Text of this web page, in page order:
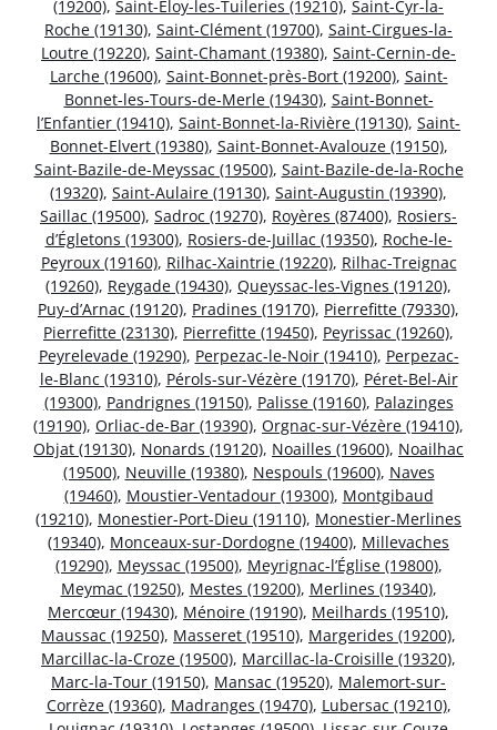
(19200), Saint-Éloy-les-Tuileries (19210), Saint-Cyr-la-
Roche (19130), Saint-Clément (19700), Saint-Cirgues-la-
Loutre (19220), Saint-Chamant (19380), Saint-Cernin-de-
Larche (19600), Saint-Bonnet-près-Bort (19200), Saint-
Bonnet-les-Tours-de-Merle (19430), Saint-Bonnet-
l’Enfantier (19410), Saint-Bonnet-la-Rivière (19130), Saint-
Bonnet-Elvert (19380), Saint-Bonnet-Avalouze (19150),
Saint-Bazile-de-Meyssac (19500), Saint-Bazile-de-la-Roche
(19320), Saint-Aulaire (19130), Saint-Augustin (19390),
Saillac (19500), Sadroc (19270), Royères (87400), Rosiers-
d’Égletons (19300), Rosiers-de-Juillac (19350), Roche-le-
Peyroux (19160), Rilhac-Xaintrie (19220), Rilhac-Treignac
(19260), Reygade (19430), Queyssac-les-Vignes (19120),
Puy-d’Arnac (19120), Pradines (19170), Pierrefitte (79330),
Pierrefitte (23130), Pierrefitte (19450), Peyrissac (19260),
Peyrelevade (19290), Perpezac-le-Noir (19410), Perpezac-
le-Blanc (19310), Pérols-sur-Vézère (19170), Péret-Bel-Air
(19300), Pandrignes (19150), Palisse (19160), Palazinges
(19190), Orliac-de-Bar (19390), Orgnac-sur-Vézère (19410),
Objat (19130), Nonards (19120), Noailles (19600), Noailhac
(19500), Neuville (19380), Nespouls (19600), Naves
(19460), Moustier-Ventadour (19300), Montgibaud
(19210), Monestier-Port-Dieu (19110), Monestier-Merlines
(19340), Monceaux-sur-Dordogne (19400), Millevaches
(19290), Meyssac (19500), Meyrignac-l’Église (19800),
Meymac (19250), Mestes (19200), Merlines (19340),
Mercœur (19430), Ménoire (19190), Meilhards (19510),
Maussac (19250), Masseret (19510), Margerides (19200),
Marcillac-la-Croze (19500), Marcillac-la-Croisille (19320),
Marc-la-Tour (19150), Mansac (19520), Malemort-sur-
Corrèze (19360), Madranges (19470), Lubersac (19210),